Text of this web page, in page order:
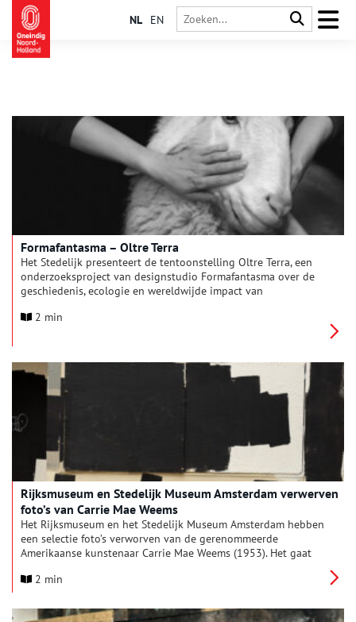
NL EN
Formafantasma – Oltre Terra
Het Stedelijk presenteert de tentoonstelling Oltre Terra, een
onderzoeksproject van designstudio Formafantasma over de
geschiedenis, ecologie en wereldwijde impact van
beïnvloed, maar schapen hebben ook bijgedragen aan de
kijkervaring.
2 min
Rijksmuseum en Stedelijk Museum Amsterdam verwerven
foto’s van Carrie Mae Weems
Het Rijksmuseum en het Stedelijk Museum Amsterdam hebben
een selectie foto’s verworven van de gerenommeerde
Amerikaanse kunstenaar Carrie Mae Weems (1953). Het gaat
in de nasleep van de Black Lives Matter-protesten in haar
Painting the Town, waar de foto’s onderdeel van zijn, is vanaf 7
2 min